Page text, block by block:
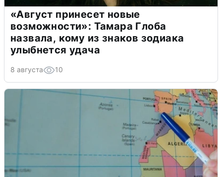
«Август принесет новые
возможности»: Тамара Глоба
назвала, кому из знаков зодиака
улыбнется удача
8 августа 10